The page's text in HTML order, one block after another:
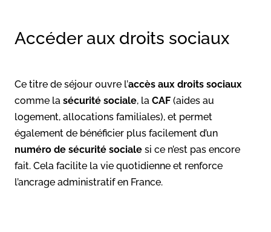
Accéder aux droits sociaux
Ce titre de séjour ouvre l’accès aux droits sociaux
comme la sécurité sociale, la CAF (aides au
logement, allocations familiales), et permet
également de bénéficier plus facilement d’un
numéro de sécurité sociale si ce n’est pas encore
fait. Cela facilite la vie quotidienne et renforce
l’ancrage administratif en France.